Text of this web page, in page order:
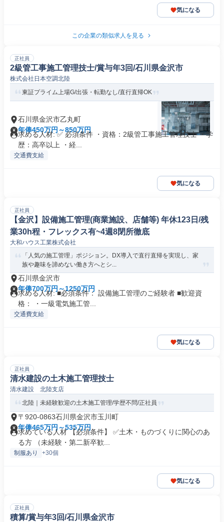
気になる
この企業の類似求人を見る
正社員
2級管工事施工管理技士/賞与年3回/石川県金沢市
株式会社日本空調北陸
東証プライム上場G/出張・転勤なし/直行直帰OK
石川県金沢市乙丸町
年俸450万円～850万円
求める人材: ✅ 必須条件 ・資格：2級管工事施工管理技士 ・学
歴：高卒以上 ・経...
交通費支給
気になる
正社員
【金沢】設備施工管理(商業施設、店舗等) 年休123日/残
業30h程・フレックス有~4週8閉所徹底
大和ハウス工業株式会社
「人気の施工管理」ポジション。DX導入で直行直帰を実現し、家
族や趣味を諦めない働き方へとシ...
石川県金沢市
年俸700万円～1250万円
求める人材: ■必須条件： 設備施工管理のご経験者 ■歓迎資
格： ・一級電気施工管...
交通費支給
気になる
正社員
清水建設の土木施工管理技士
清水建設 北陸支店
北陸｜未経験歓迎の土木施工管理/学歴不問/正社員
〒920-0863石川県金沢市玉川町
年俸465万円～535万円
求めている人材 【必須条件】 ✅土木・ものづくりに関心のあ
る方 （未経験・第二新卒歓...
制服あり +30個
気になる
正社員
積算/賞与年3回/石川県金沢市